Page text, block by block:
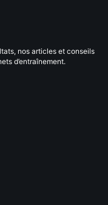
nos articles et conseils
d’entraînement.